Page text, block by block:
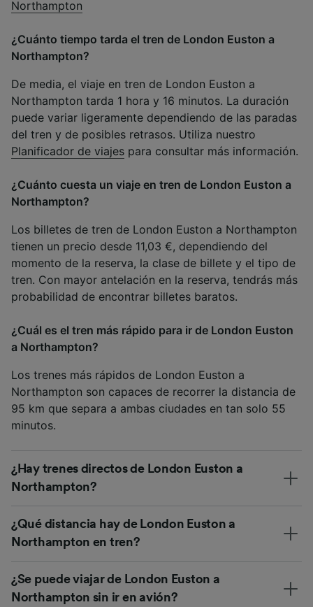
Northampton
¿Cuánto tiempo tarda el tren de London Euston a
Northampton?
De media, el viaje en tren de London Euston a
Northampton tarda 1 hora y 16 minutos. La duración
puede variar ligeramente dependiendo de las paradas
del tren y de posibles retrasos. Utiliza nuestro
Planificador de viajes para consultar más información.
¿Cuánto cuesta un viaje en tren de London Euston a
Northampton?
Los billetes de tren de London Euston a Northampton
tienen un precio desde 11,03 €, dependiendo del
momento de la reserva, la clase de billete y el tipo de
tren. Con mayor antelación en la reserva, tendrás más
probabilidad de encontrar billetes baratos.
¿Cuál es el tren más rápido para ir de London Euston
a Northampton?
Los trenes más rápidos de London Euston a
Northampton son capaces de recorrer la distancia de
95 km que separa a ambas ciudades en tan solo 55
minutos.
¿Hay trenes directos de London Euston a
Northampton?
¿Qué distancia hay de London Euston a
Northampton en tren?
¿Se puede viajar de London Euston a
Northampton sin ir en avión?